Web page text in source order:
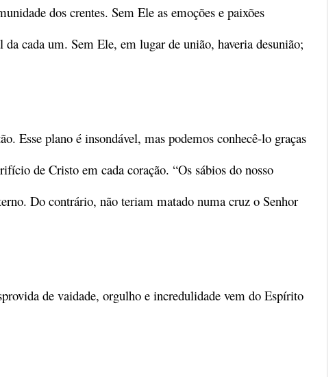
dos crentes. Sem Ele as emoções e paixões
cada um. Sem Ele, em lugar de união, haveria desunião;
Esse plano é insondável, mas podemos conhecê-lo graças
de Cristo em cada coração. “Os sábios do nosso
Do contrário, não teriam matado numa cruz o Senhor
de vaidade, orgulho e incredulidade vem do Espírito